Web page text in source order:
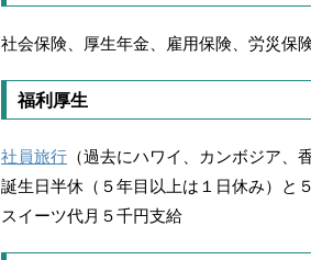
社会保険、厚生年金、雇用保険、労災保
福利厚生
社員旅行 （過去にハワイ、カンボジア、
誕生日半休（５年目以上は１日休み）と
スイーツ代月５千円支給